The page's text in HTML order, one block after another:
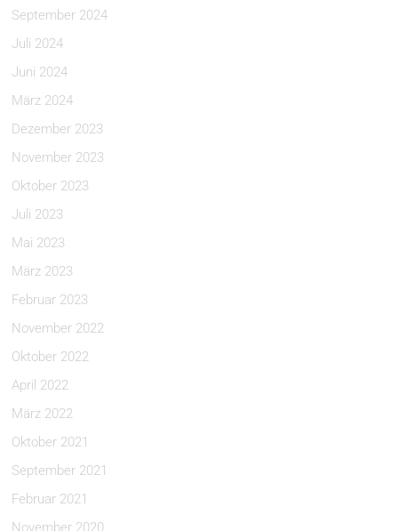
September 2024
Juli 2024
Juni 2024
März 2024
Dezember 2023
November 2023
Oktober 2023
Juli 2023
Mai 2023
März 2023
Februar 2023
November 2022
Oktober 2022
April 2022
März 2022
Oktober 2021
September 2021
Februar 2021
November 2020